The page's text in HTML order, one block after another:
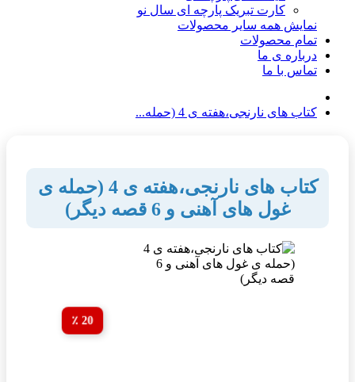
کارت تبریک پارچه ای سال نو
نمایش همه سایر محصولات
تمام محصولات
درباره ی ما
تماس با ما
کتاب های نارنجی،هفته ی 4 (حمله...
کتاب های نارنجی،هفته ی 4 (حمله ی
غول های آهنی و 6 قصه دیگر)
20 ٪